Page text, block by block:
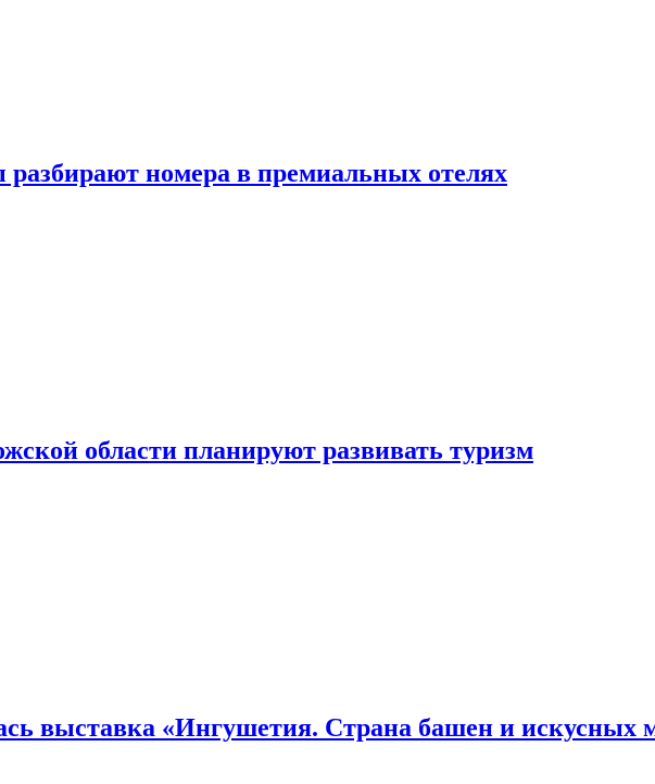
номера в премиальных отелях
области планируют развивать туризм
выставка «Ингушетия. Страна башен и искусных